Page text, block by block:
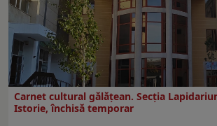
Carnet cultural gălăţean. Secţia
Istorie, închisă temporar